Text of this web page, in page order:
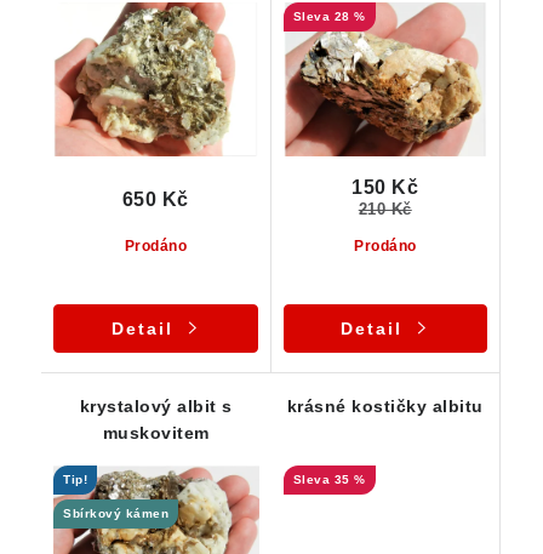
Prodáno
650 Kč
Detail
28 %
Prodáno
150 Kč
210 Kč
Detail
krystalový albit s
muskovitem
Tip!
Sbírkový kámen
krásné kostičky albitu
35 %